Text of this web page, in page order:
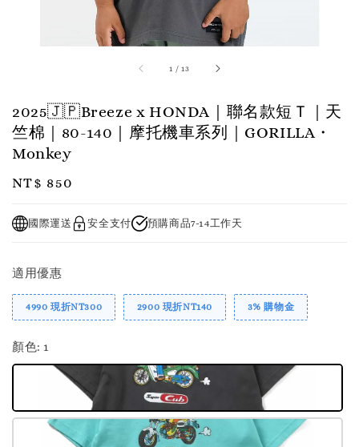
1 /13
2025🇯🇵Breeze x HONDA｜聯名款短Ｔ｜天
竺棉｜80-140｜摩托機車系列｜GORILLA・
Monkey
Regular
NT$ 850
國際運送 安全支付 預購商品7-14工作天
適用優惠
4990 現折NT300 2900 現折NT140 3% 購物金
顏色: 1